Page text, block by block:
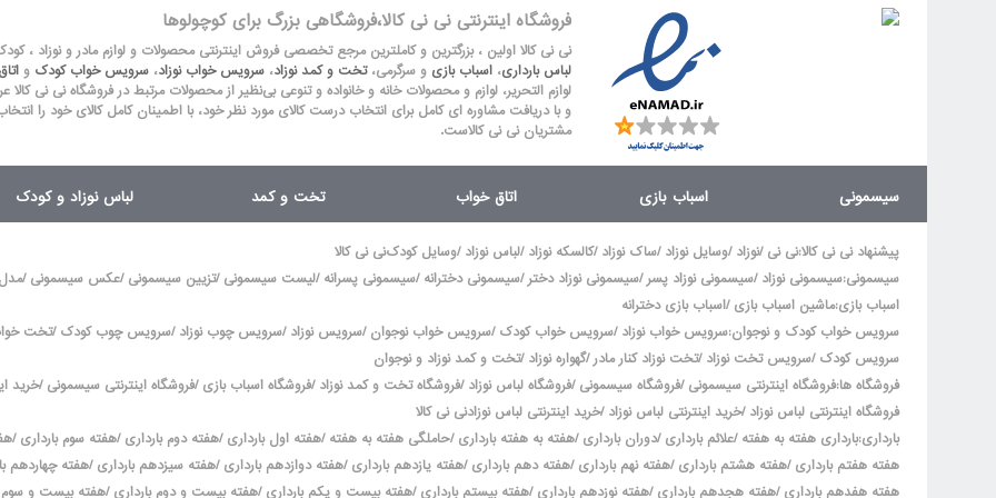
فروشگاه اینترنتی نی نی کالا،فروشگاهی بزرگ برای کوچولوها
نی نی کالا اولین ، بزرگترین و کاملترین مرجع تخصصی فروش اینترنتی محصولات و لوازم مادر و نوزاد
لباس بارداری، اسباب بازی و سرگرمی،تخت و کمد نوزاد، سرویس خواب نوزاد، سرویس خواب کودک و
لوازم التحریر، لوازم و محصولات خانه و خانواده و تنوعی بی‌نظیر از محصولات مرتبط در فروشگاه نی نی کالا
و با دریافت مشاوره ای کامل برای انتخاب درست کالای مورد نظر خود، با اطمینان کامل کالای خود را
مشتریان نی نی کالاست.
لباس نوزاد و کودک تخت و کمد اتاق خواب اسباب بازی سیسمونی
پیشنهاد نی نی کالا:نی نی /نوزاد /وسایل نوزاد /ساک نوزاد /کالسکه نوزاد /لباس نوزاد /وسایل کودکنی نی کالا
سیسمونی:سیسمونی نوزاد /سیسمونی نوزاد پسر /سیسمونی نوزاد دختر /سیسمونی دخترانه /سیسمونی پسرانه /لیست سیسمونی /تزیین سیسمونی /عکس سیسمونی /
اسباب بازی:ماشین اسباب بازی /اسباب بازی دخترانه
سرویس خواب کودک و نوجوان:سرویس خواب نوزاد /سرویس خواب کودک /سرویس خواب نوجوان /سرویس نوزاد /سرویس چوب نوزاد /سرویس چوب کودک /تخت
سرویس کودک /سرویس تخت نوزاد /تخت نوزاد کنار مادر /گهواره نوزاد /تخت و کمد نوزاد و نوجوان
فروشگاه ها:فروشگاه اینترنتی سیسمونی /فروشگاه سیسمونی /فروشگاه لباس نوزاد /فروشگاه تخت و کمد نوزاد /فروشگاه اسباب بازی /فروشگاه اینترنتی سیسمونی /خرید
فروشگاه اینترنتی لباس نوزاد /خرید اینترنتی لباس نوزاد /خرید اینترنتی لباس نوزادنی نی کالا
بارداری:بارداری هفته به هفته /علائم بارداری /دوران بارداری /هفته به هفته بارداری /حاملگی هفته به هفته /هفته اول بارداری/هفته دوم بارداری/هفته سوم بارداری/
هفته هفتم بارداری/هفته هشتم بارداری/هفته نهم بارداری/هفته دهم بارداری/هفته یازدهم بارداری/هفته دوازدهم بارداری/هفته سیزدهم بارداری/هفته چهاردهم
هفته هفدهم بارداری/هفته هجدهم بارداری/هفته نوزدهم بارداری/هفته بیستم بارداری/هفته بیست و یکم بارداری/هفته بیست و دوم بارداری/هفته بیست و سوم